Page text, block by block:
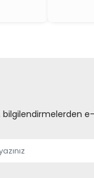
bilgilendirmelerden